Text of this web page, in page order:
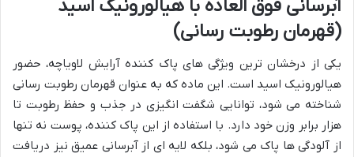
آبرسانی فوق العاده با هیالورونیک اسید
(قهرمان رطوبت رسانی)
یکی از درخشان ترین ویژگی های پاک کننده آرایش لاویاچه، حضور
هیالورونیک اسید است. این ماده که به عنوان قهرمان رطوبت رسانی
شناخته می شود، توانایی شگفت انگیزی در جذب و حفظ رطوبت تا
هزار برابر وزن خود دارد. با استفاده از این پاک کننده، پوست نه تنها
از آلودگی ها پاک می شود، بلکه لایه ای از آبرسانی عمیق نیز دریافت